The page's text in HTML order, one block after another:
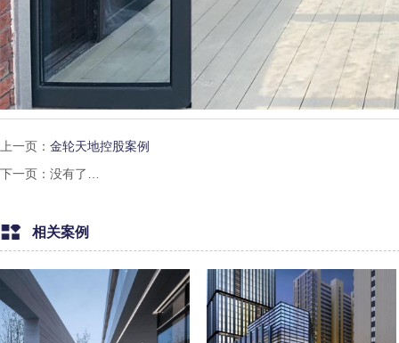
上一页： 金轮天地控股案例
下一页：没有了…
相关案例